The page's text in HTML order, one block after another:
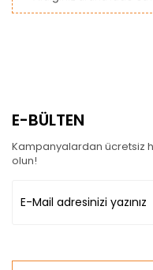
E-BÜLTEN
Kampanyalardan ücretsiz
olun!